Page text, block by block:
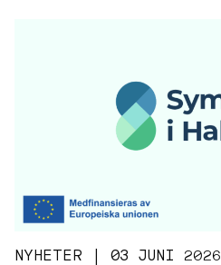
NYHETER | 03 JUNI 2026